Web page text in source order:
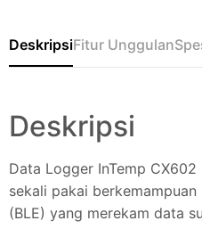
DeskripsiFitur Unggulan
Deskripsi
Data Logger InTemp
sekali pakai
(BLE) yang merekam data